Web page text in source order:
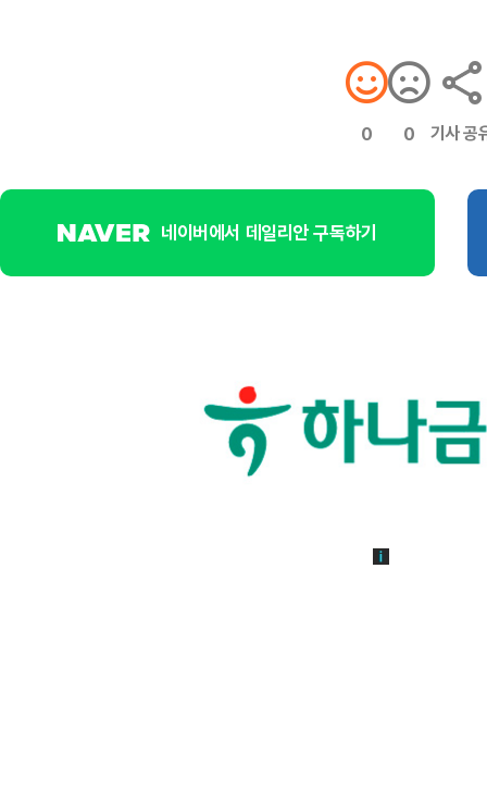
0 0 기사 공
네이버에서 데일리안 구독하기